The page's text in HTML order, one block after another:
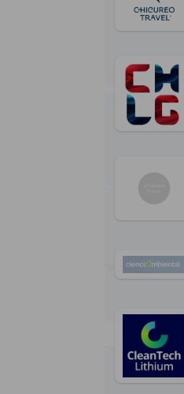
Weiter zur
Weiter zur
Weiter zur
Weiter zur